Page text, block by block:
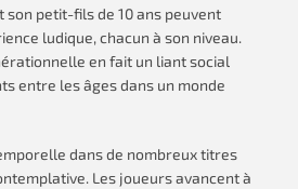
son petit-fils de 10 ans peuvent
ludique, chacun à son niveau.
en fait un liant social
entre les âges dans un monde
dans de nombreux titres
Les joueurs avancent à